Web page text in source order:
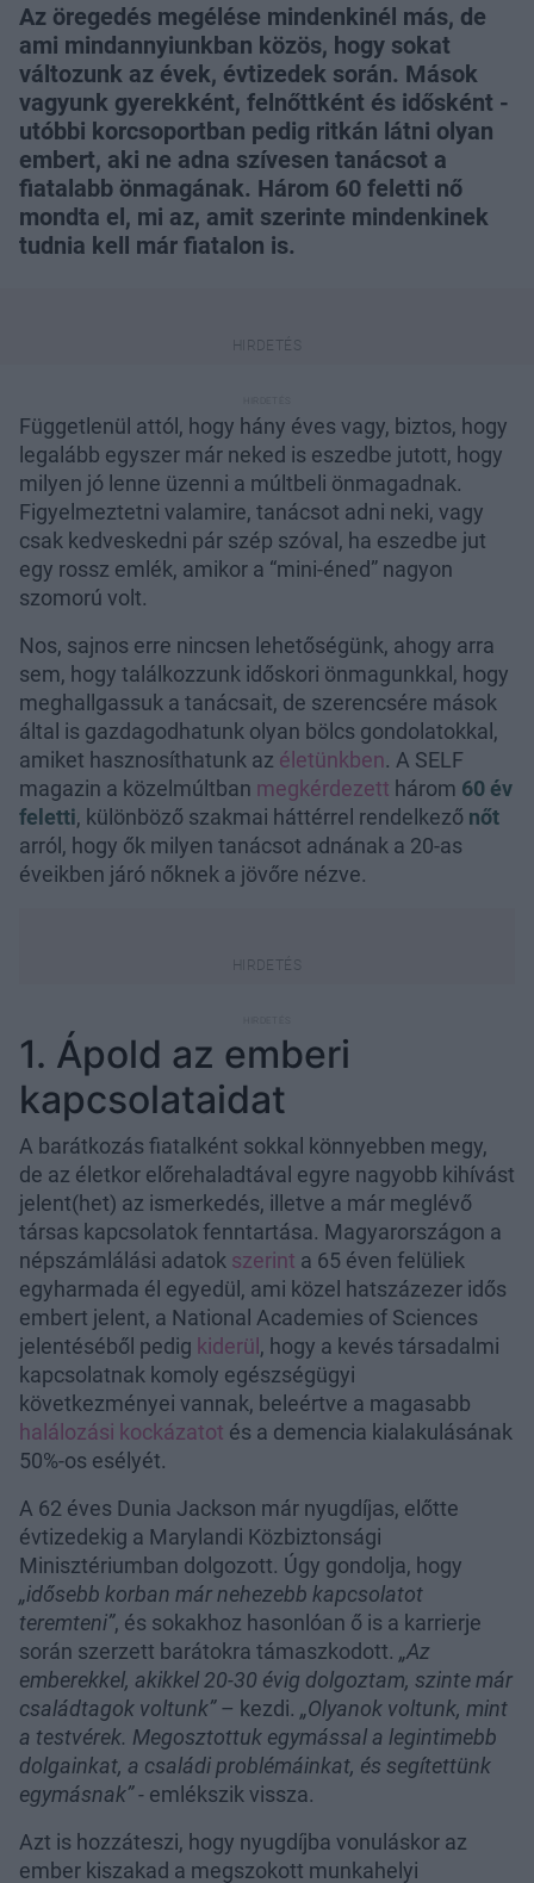
Az öregedés megélése mindenkinél más, de
ami mindannyiunkban közös, hogy sokat
változunk az évek, évtizedek során. Mások
vagyunk gyerekként, felnőttként és idősként -
utóbbi korcsoportban pedig ritkán látni olyan
embert, aki ne adna szívesen tanácsot a
fiatalabb önmagának. Három 60 feletti nő
mondta el, mi az, amit szerinte mindenkinek
tudnia kell már fiatalon is.
Függetlenül attól, hogy hány éves vagy, biztos, hogy
legalább egyszer már neked is eszedbe jutott, hogy
milyen jó lenne üzenni a múltbeli önmagadnak.
Figyelmeztetni valamire, tanácsot adni neki, vagy
csak kedveskedni pár szép szóval, ha eszedbe jut
egy rossz emlék, amikor a “mini-éned” nagyon
szomorú volt.
Nos, sajnos erre nincsen lehetőségünk, ahogy arra
sem, hogy találkozzunk időskori önmagunkkal, hogy
meghallgassuk a tanácsait, de szerencsére mások
által is gazdagodhatunk olyan bölcs gondolatokkal,
amiket hasznosíthatunk az életünkben. A SELF
magazin a közelmúltban megkérdezett három 60 év
feletti, különböző szakmai háttérrel rendelkező nőt
arról, hogy ők milyen tanácsot adnának a 20-as
éveikben járó nőknek a jövőre nézve.
1. Ápold az emberi
kapcsolataidat
A barátkozás fiatalként sokkal könnyebben megy,
de az életkor előrehaladtával egyre nagyobb kihívást
jelent(het) az ismerkedés, illetve a már meglévő
társas kapcsolatok fenntartása. Magyarországon a
népszámlálási adatok szerint a 65 éven felüliek
egyharmada él egyedül, ami közel hatszázezer idős
embert jelent, a National Academies of Sciences
jelentéséből pedig kiderül, hogy a kevés társadalmi
kapcsolatnak komoly egészségügyi
következményei vannak, beleértve a magasabb
halálozási kockázatot és a demencia kialakulásának
50%-os esélyét.
A 62 éves Dunia Jackson már nyugdíjas, előtte
évtizedekig a Marylandi Közbiztonsági
Minisztériumban dolgozott. Úgy gondolja, hogy
„idősebb korban már nehezebb kapcsolatot
teremteni”, és sokakhoz hasonlóan ő is a karrierje
során szerzett barátokra támaszkodott. „Az
emberekkel, akikkel 20-30 évig dolgoztam, szinte már
családtagok voltunk”– kezdi. „Olyanok voltunk, mint
a testvérek. Megosztottuk egymással a legintimebb
dolgainkat, a családi problémáinkat, és segítettünk
egymásnak” - emlékszik vissza.
Azt is hozzáteszi, hogy nyugdíjba vonuláskor az
ember kiszakad a megszokott munkahelyi